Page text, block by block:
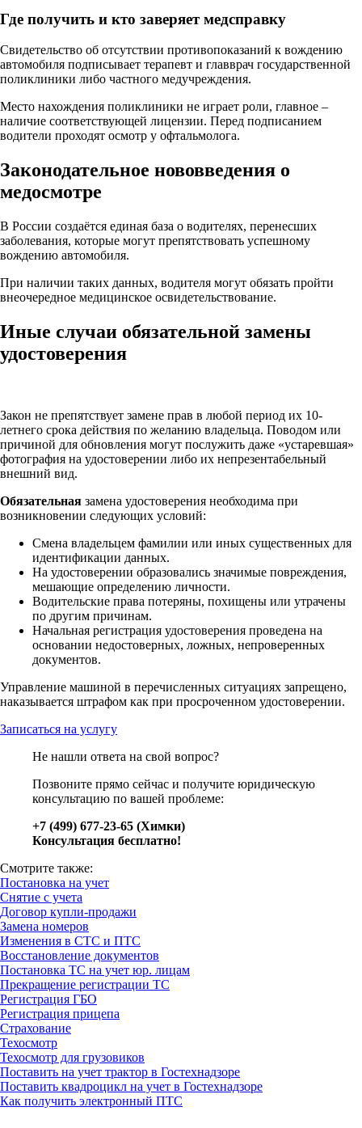
Где получить и кто заверяет медсправку
Свидетельство об отсутствии противопоказаний к вождению
автомобиля подписывает терапевт и главврач государственной
поликлиники либо частного медучреждения.
Место нахождения поликлиники не играет роли, главное –
наличие соответствующей лицензии. Перед подписанием
водители проходят осмотр у офтальмолога.
Законодательное нововведения о
медосмотре
В России создаётся единая база о водителях, перенесших
заболевания, которые могут препятствовать успешному
вождению автомобиля.
При наличии таких данных, водителя могут обязать пройти
внеочередное медицинское освидетельствование.
Иные случаи обязательной замены
удостоверения
Закон не препятствует замене прав в любой период их 10-
летнего срока действия по желанию владельца. Поводом или
причиной для обновления могут послужить даже «устаревшая»
фотография на удостоверении либо их непрезентабельный
внешний вид.
Обязательная замена удостоверения необходима при
возникновении следующих условий:
Смена владельцем фамилии или иных существенных для
идентификации данных.
На удостоверении образовались значимые повреждения,
мешающие определению личности.
Водительские права потеряны, похищены или утрачены
по другим причинам.
Начальная регистрация удостоверения проведена на
основании недостоверных, ложных, непроверенных
документов.
Управление машиной в перечисленных ситуациях запрещено,
наказывается штрафом как при просроченном удостоверении.
Записаться на услугу
Не нашли ответа на свой вопрос?
Позвоните прямо сейчас и получите юридическую
консультацию по вашей проблеме:
+7 (499) 677-23-65 (Химки)
Консультация бесплатно!
Смотрите также:
Постановка на учет
Снятие с учета
Договор купли-продажи
Замена номеров
Изменения в СТС и ПТС
Восстановление документов
Постановка ТС на учет юр. лицам
Прекращение регистрации ТС
Регистрация ГБО
Регистрация прицепа
Страхование
Техосмотр
Техосмотр для грузовиков
Поставить на учет трактор в Гостехнадзоре
Поставить квадроцикл на учет в Гостехнадзоре
Как получить электронный ПТС